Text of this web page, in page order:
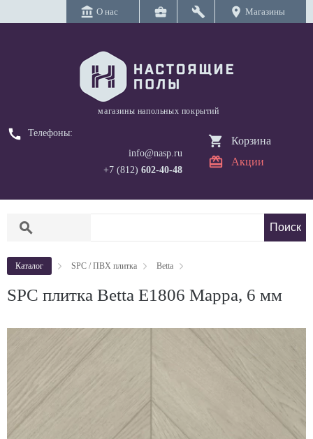
account_balance О нас business_center build location_on Магазины
магазины напольных покрытий
call
Телефоны:
info@nasp.ru
+7 (812) 602-40-48
Корзина
Акции
search
Каталог SPC / ПВХ плитка Betta
SPC плитка Betta E1806 Марра, 6 мм